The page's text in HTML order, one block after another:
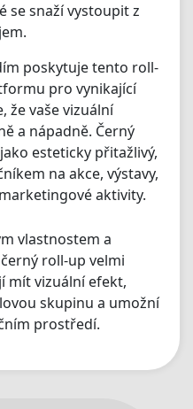
se snaží vystoupit z
poskytuje tento roll-
pro vynikající
že vaše vizuální
a nápadně. Černý
esteticky přitažlivý,
na akce, výstavy,
aktivity.
vlastnostem a
roll-up velmi
mít vizuální efekt,
skupinu a umožní
prostředí.